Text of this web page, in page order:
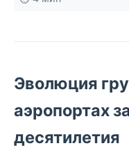
Эволюция
аэропортах
десятилетия